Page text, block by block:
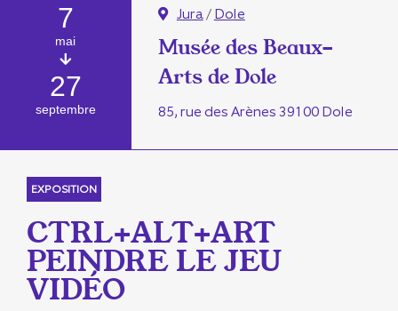
7
mai
27
septembre
Jura/Dole
Musée des Beaux-
Arts de Dole
85, rue des Arènes 39100 Dole
EXPOSITION
CTRL+ALT+ART
PEINDRE LE JEU
VIDÉO